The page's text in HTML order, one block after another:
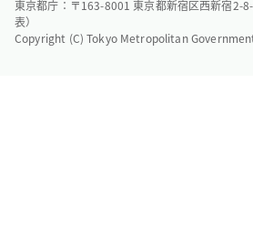
東京都庁：〒163-8001 東京都新宿区西新宿2-
表）
Copyright (C) Tokyo Metropolitan